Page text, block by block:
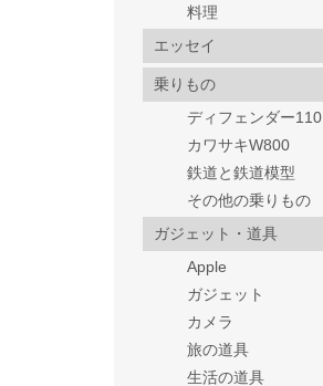
料理
エッセイ
乗りもの
ディフェンダー110
カワサキW800
鉄道と鉄道模型
その他の乗りもの
ガジェット・道具
Apple
ガジェット
カメラ
旅の道具
生活の道具